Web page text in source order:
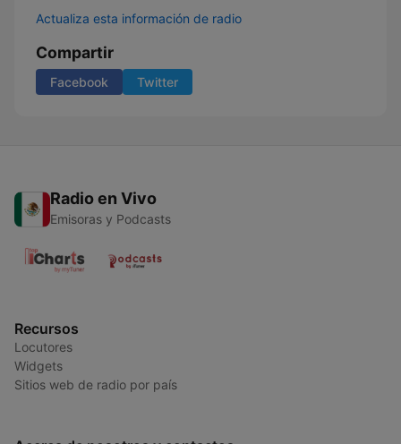
Actualiza esta información de radio
Compartir
Facebook Twitter
Radio en Vivo
Emisoras y Podcasts
Recursos
Locutores
Widgets
Sitios web de radio por país